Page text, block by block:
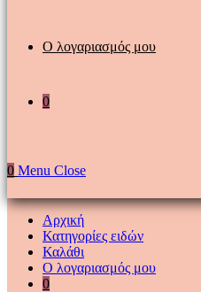
Ο λογαριασμός μου
0
0 Menu Close
Αρχική
Κατηγορίες ειδών
Καλάθι
Ο λογαριασμός μου
0